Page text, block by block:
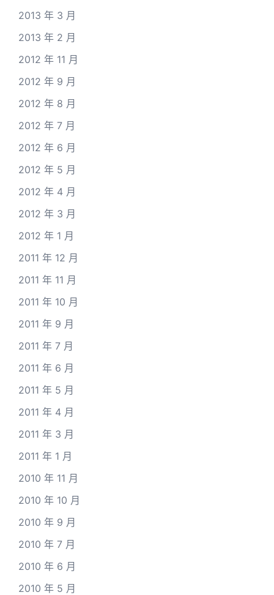
2013 年 3 月
2013 年 2 月
2012 年 11 月
2012 年 9 月
2012 年 8 月
2012 年 7 月
2012 年 6 月
2012 年 5 月
2012 年 4 月
2012 年 3 月
2012 年 1 月
2011 年 12 月
2011 年 11 月
2011 年 10 月
2011 年 9 月
2011 年 7 月
2011 年 6 月
2011 年 5 月
2011 年 4 月
2011 年 3 月
2011 年 1 月
2010 年 11 月
2010 年 10 月
2010 年 9 月
2010 年 7 月
2010 年 6 月
2010 年 5 月